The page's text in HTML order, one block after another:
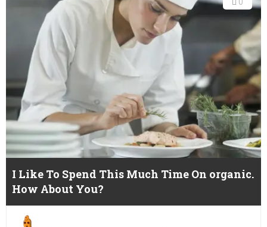
I Like To Spend This Much Time On organic.
How About You?